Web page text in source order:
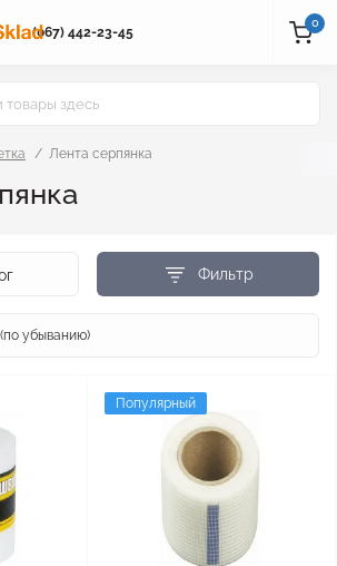
(067) 442-23-45
0
Лента серпянка
Фильтр
Популярный